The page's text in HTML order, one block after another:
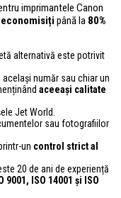
imprimantele Canon
economisiți până la 80%
alternativă este potrivit
număr sau chiar un
aceeași calitate
Jet World.
sau fotografiilor
un control strict al
20 de ani de experiență
ISO 14001 și ISO